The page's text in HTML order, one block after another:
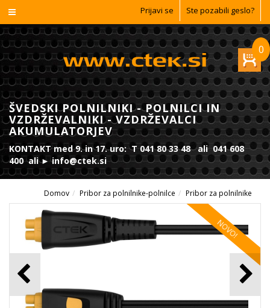
Prijavi se Ste pozabili geslo?
0
ŠVEDSKI POLNILNIKI - POLNILCI IN
VZDRŽEVALNIKI - VZDRŽEVALCI
AKUMULATORJEV
KONTAKT med 9. in 17. uro: T 041 80 33 48 ali 041 608
400 ali ► info@ctek.si
Domov Pribor za polnilnike-polnilce Pribor za polnilnike
NOVO!